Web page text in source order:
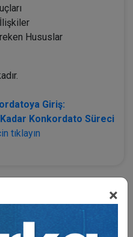
×
Hususlar
Giriş:
Konkordato Süreci
tıklayın